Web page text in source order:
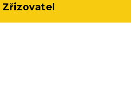
Zřizovatel